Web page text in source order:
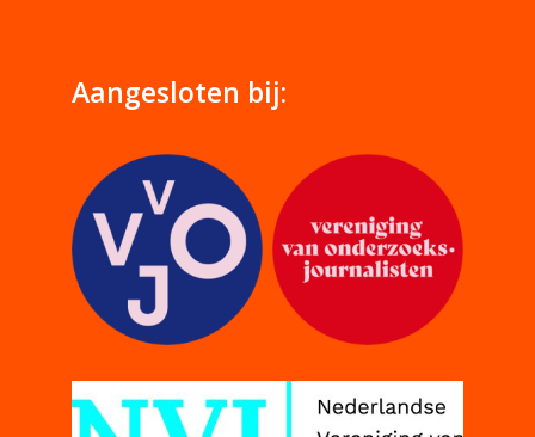
Aangesloten bij: